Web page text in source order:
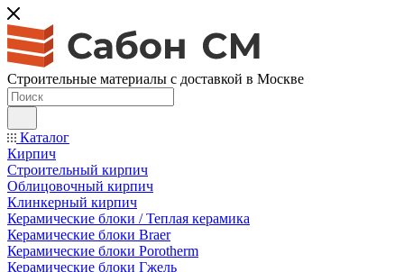
Строительные материалы с доставкой в Москве
Каталог
Кирпич
Строительный кирпич
Облицовочный кирпич
Клинкерный кирпич
Керамические блоки / Теплая керамика
Керамические блоки Braer
Керамические блоки Porotherm
Керамические блоки Гжель